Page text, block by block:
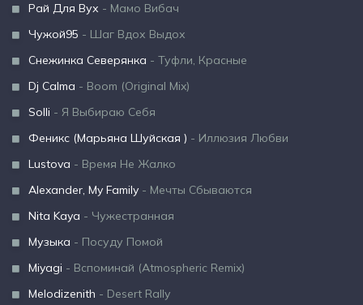
Рай Для Вух - Мамо Вибач
Чужой95 - Шаг Вдох Выдох
Снежинка Северянка - Туфли, Красные
Dj Calma - Boom (Original Mix)
Solli - Я Выбираю Себя
Феникс (Марьяна Шуйская ) - Иллюзия Любви
Lustova - Время Не Жалко
Alexander, My Family - Мечты Сбываются
Nita Kaya - Чужестранная
Музыка - Посуду Помой
Miyagi - Вспоминай (Atmospheric Remix)
Melodizenith - Desert Rally